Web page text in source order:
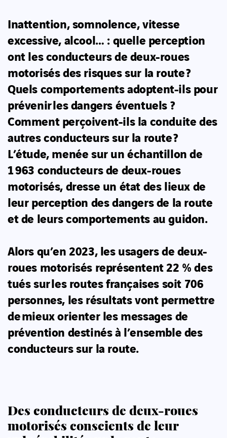
Inattention, somnolence, vitesse
excessive, alcool… : quelle perception
ont les conducteurs de deux-roues
motorisés des risques sur la route ?
Quels comportements adoptent-ils pour
prévenir les dangers éventuels ?
Comment perçoivent-ils la conduite des
autres conducteurs sur la route ?
L’étude, menée sur un échantillon de
1 963 conducteurs de deux-roues
motorisés, dresse un état des lieux de
leur perception des dangers de la route
et de leurs comportements au guidon.
Alors qu’en 2023, les usagers de deux-
roues motorisés représentent 22 % des
tués sur les routes françaises soit 706
personnes, les résultats vont permettre
de mieux orienter les messages de
prévention destinés à l’ensemble des
conducteurs sur la route.
Des conducteurs de deux-roues
motorisés conscients de leur